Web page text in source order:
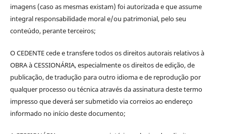
imagens (caso as mesmas existam) foi autorizada e que assume
integral responsabilidade moral e/ou patrimonial, pelo seu
conteúdo, perante terceiros;
O CEDENTE cede e transfere todos os direitos autorais relativos à
OBRA à CESSIONÁRIA, especialmente os direitos de edição, de
publicação, de tradução para outro idioma e de reprodução por
qualquer processo ou técnica através da assinatura deste termo
impresso que deverá ser submetido via correios ao endereço
informado no início deste documento;